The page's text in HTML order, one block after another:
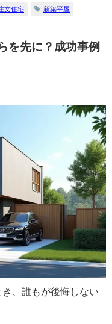
文住宅 新築平屋
を先に？成功事例
、誰もが後悔しない